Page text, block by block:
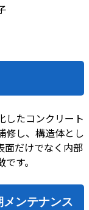
したコンクリート
修し、構造体とし
面だけでなく内部
す。
ンテナンス